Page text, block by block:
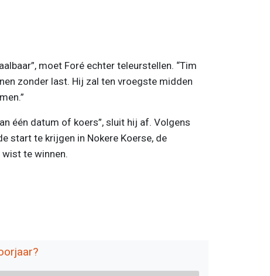
moet Foré echter teleurstellen. “Tim
zonder last. Hij zal ten vroegste midden
één datum of koers”, sluit hij af. Volgens
start te krijgen in Nokere Koerse, de
te winnen.